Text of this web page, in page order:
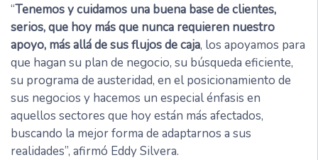
“Tenemos y cuidamos una buena base de clientes,
serios, que hoy más que nunca requieren nuestro
apoyo, más allá de sus flujos de caja, los apoyamos para
que hagan su plan de negocio, su búsqueda eficiente,
su programa de austeridad, en el posicionamiento de
sus negocios y hacemos un especial énfasis en
aquellos sectores que hoy están más afectados,
buscando la mejor forma de adaptarnos a sus
realidades”, afirmó Eddy Silvera.